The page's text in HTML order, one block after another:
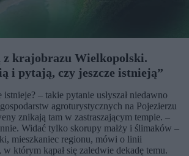
z krajobrazu Wielkopolski.
i pytają, czy jeszcze istnieją”
– takie pytanie usłyszał niedawno
agroturystycznych na Pojezierzu
znikają tam w zastraszającym tempie. –
Widać tylko skorupy małży i ślimaków –
mieszkaniec regionu, mówi o linii
którym kąpał się zaledwie dekadę temu.